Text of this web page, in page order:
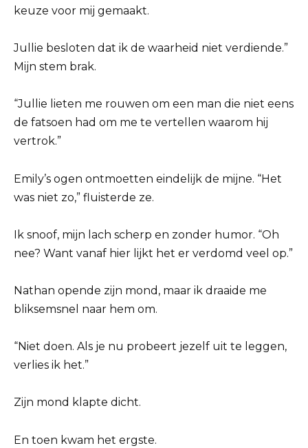
keuze voor mij gemaakt.
Jullie besloten dat ik de waarheid niet verdiende.”
Mijn stem brak.
“Jullie lieten me rouwen om een man die niet eens
de fatsoen had om me te vertellen waarom hij
vertrok.”
Emily’s ogen ontmoetten eindelijk de mijne. “Het
was niet zo,” fluisterde ze.
Ik snoof, mijn lach scherp en zonder humor. “Oh
nee? Want vanaf hier lijkt het er verdomd veel op.”
Nathan opende zijn mond, maar ik draaide me
bliksemsnel naar hem om.
“Niet doen. Als je nu probeert jezelf uit te leggen,
verlies ik het.”
Zijn mond klapte dicht.
En toen kwam het ergste.